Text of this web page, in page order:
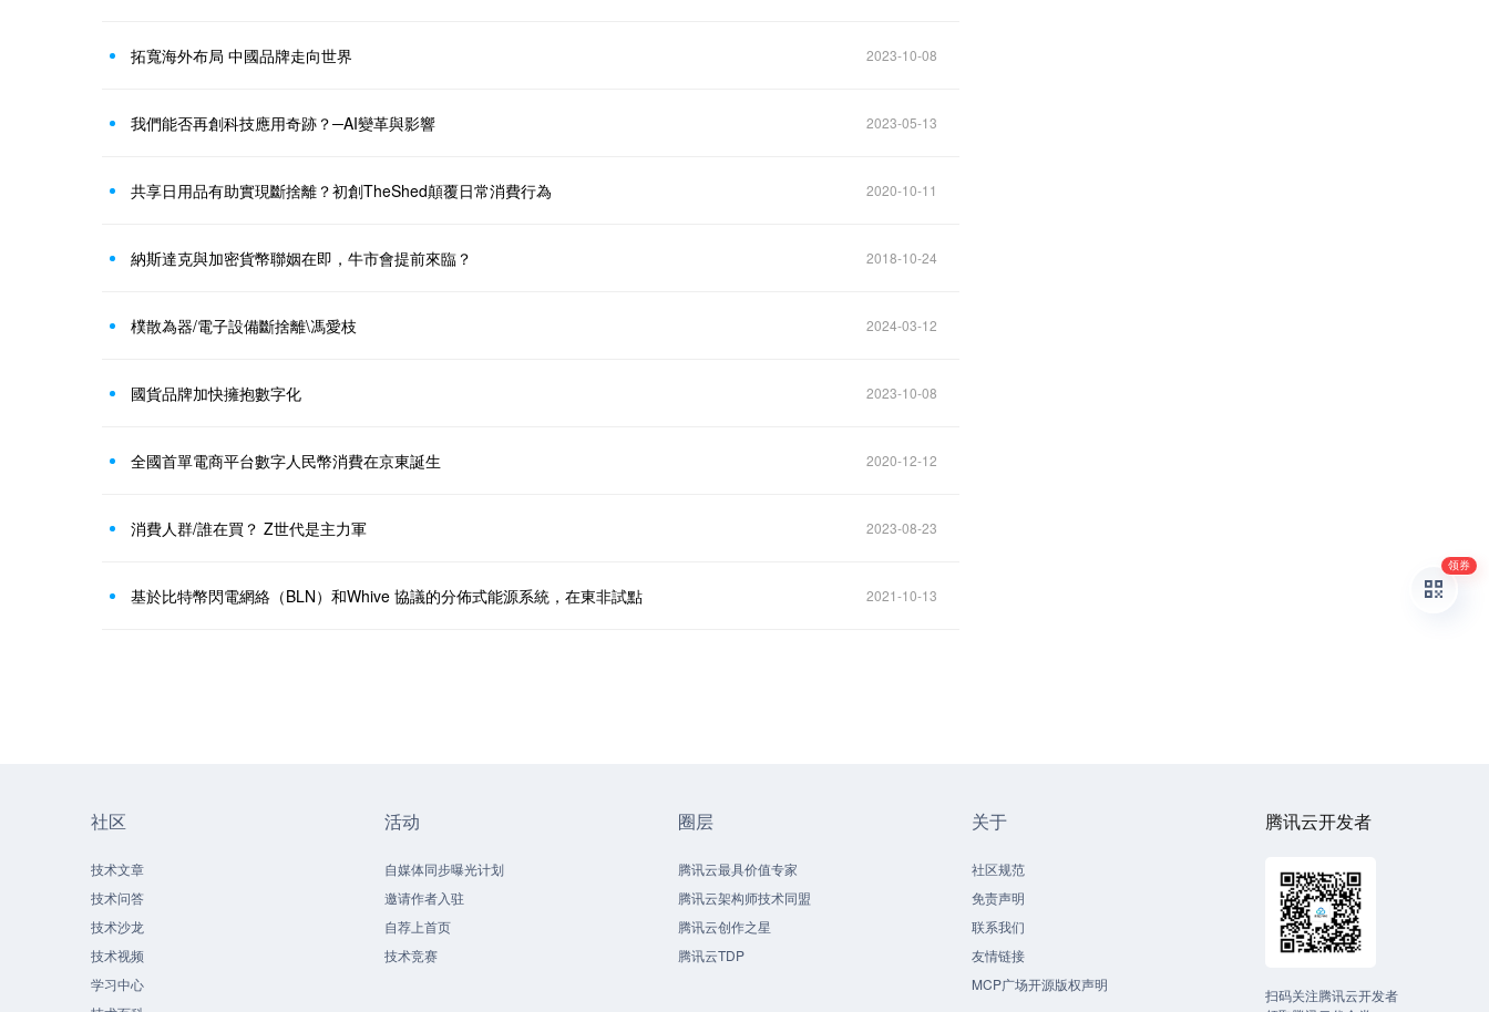
拓寬海外布局 中國品牌走向世界 2023-10-08
我們能否再創科技應用奇跡？─AI變革與影響 2023-05-13
共享日用品有助實現斷捨離？初創TheShed顛覆日常消費行為 2020-10-11
納斯達克與加密貨幣聯姻在即，牛市會提前來臨？ 2018-10-24
樸散為器/電子設備斷捨離\馮愛枝 2024-03-12
國貨品牌加快擁抱數字化 2023-10-08
全國首單電商平台數字人民幣消費在京東誕生 2020-12-12
消費人群/誰在買？ Z世代是主力軍 2023-08-23
基於比特幣閃電網絡（BLN）和Whive 協議的分佈式能源系統，在東非試點 2021-10-13
社区
技术文章
技术问答
技术沙龙
技术视频
学习中心
活动
自媒体同步曝光计划
邀请作者入驻
自荐上首页
技术竞赛
圈层
腾讯云最具价值专家
腾讯云架构师技术同盟
腾讯云创作之星
腾讯云TDP
关于
社区规范
免责声明
联系我们
友情链接
MCP广场开源版权声明
腾讯云开发者
扫码关注腾讯云开发者
领券